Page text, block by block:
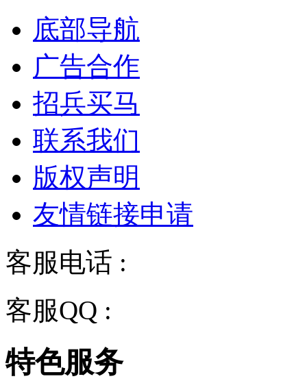
底部导航
广告合作
招兵买马
联系我们
版权声明
友情链接申请
客服电话 :
客服QQ :
特色服务